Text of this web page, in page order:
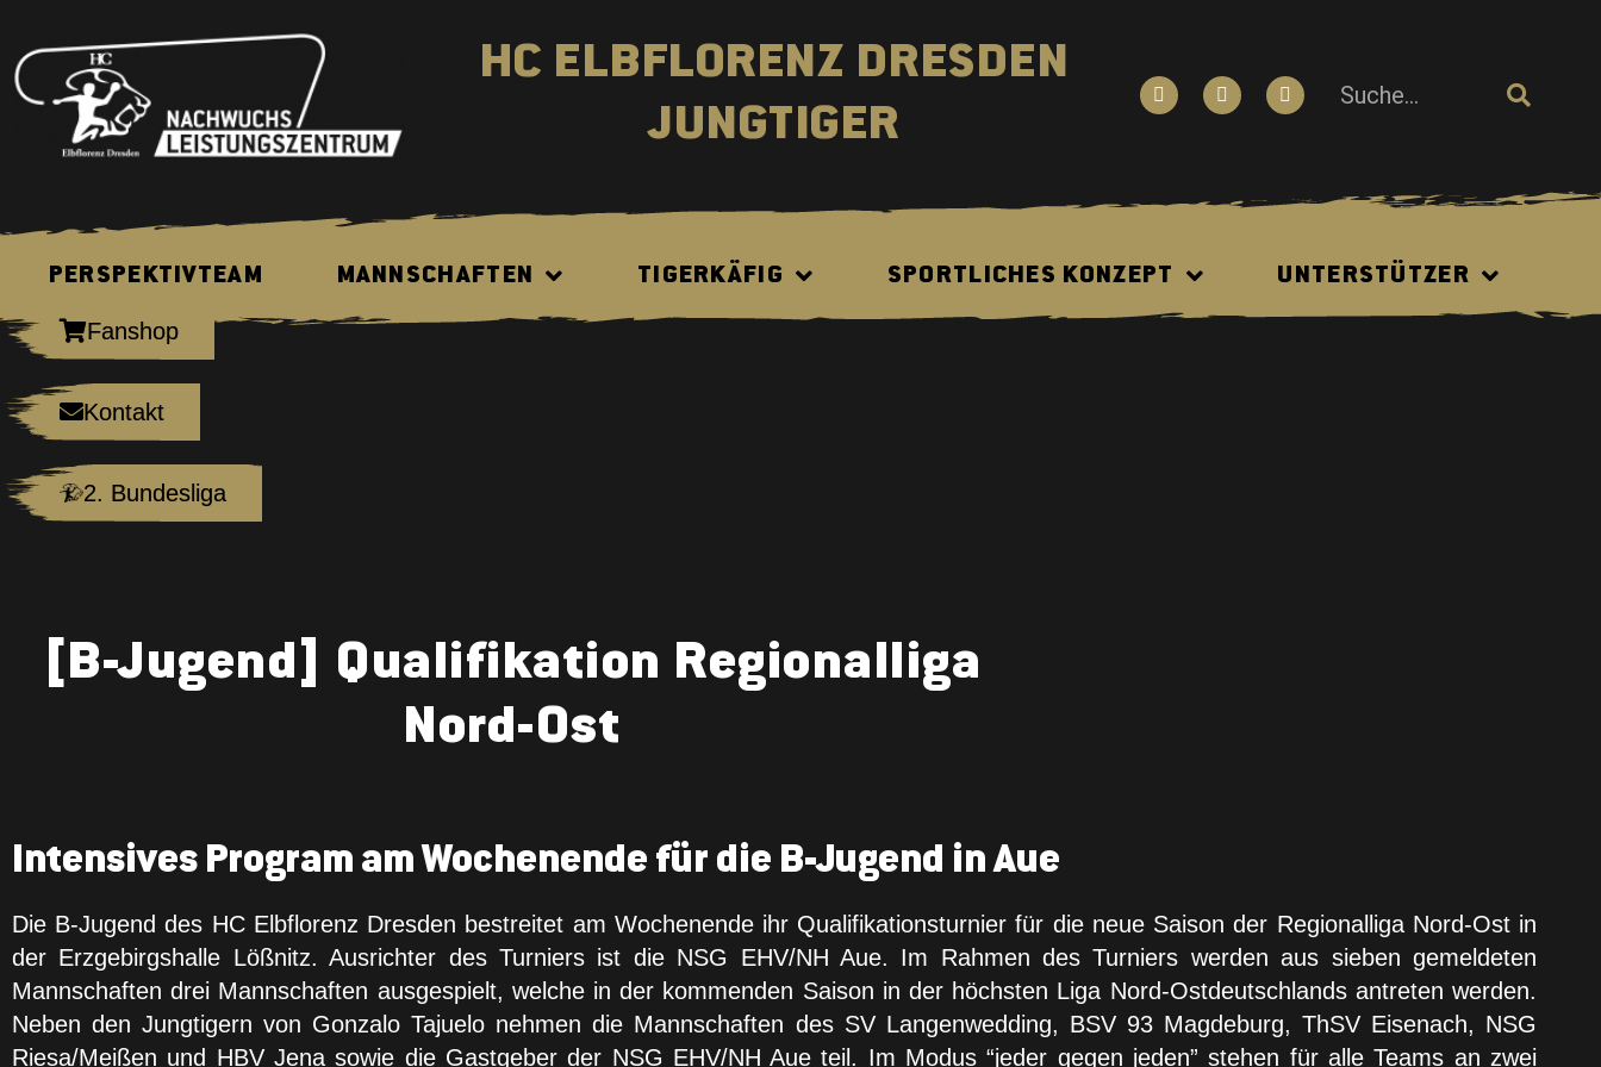
HC ELBFLORENZ DRESDEN
JUNGTIGER
PERSPEKTIVTEAM MANNSCHAFTEN TIGERKÄFIG SPORTLICHES KONZEPT UNTERSTÜTZER
Fanshop
Kontakt
2. Bundesliga
[B-Jugend] Qualifikation Regionalliga
Nord-Ost
Intensives Program am Wochenende für die B-Jugend in Aue
Die B-Jugend des HC Elbflorenz Dresden bestreitet am Wochenende ihr Qualifikationsturnier für die neue Saison der Regionalliga Nord-Ost in
der Erzgebirgshalle Lößnitz. Ausrichter des Turniers ist die NSG EHV/NH Aue. Im Rahmen des Turniers werden aus sieben gemeldeten
Mannschaften drei Mannschaften ausgespielt, welche in der kommenden Saison in der höchsten Liga Nord-Ostdeutschlands antreten werden.
Neben den Jungtigern von Gonzalo Tajuelo nehmen die Mannschaften des SV Langenwedding, BSV 93 Magdeburg, ThSV Eisenach, NSG
Riesa/Meißen und HBV Jena sowie die Gastgeber der NSG EHV/NH Aue teil. Im Modus “jeder gegen jeden” stehen für alle Teams an zwei